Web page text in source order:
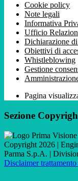
Cookie policy
Note legali
Informativa
Ufficio
Dichiarazione
Obiettivi di
Whistleblowing
Gestione
Pagina
Sezione
Copyright 2026 |
Parma S.p.A. |
Disclaimer